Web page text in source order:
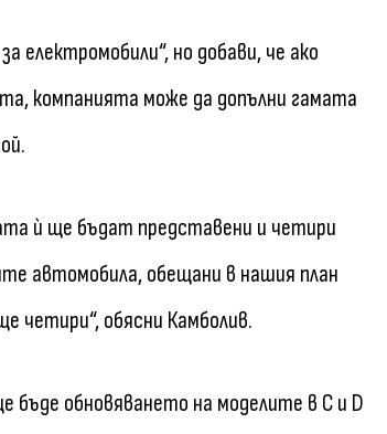
електромобили“, но добави, че ако
компанията може да допълни гамата
ѝ ще бъдат представени и четири
автомобила, обещани в нашия план
четири“, обясни Камболив.
обновяването на моделите в C и D